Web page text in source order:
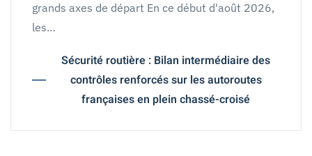
grands axes de départ En ce début d'août 2026,
les…
Sécurité routière : Bilan intermédiaire des
contrôles renforcés sur les autoroutes
françaises en plein chassé-croisé